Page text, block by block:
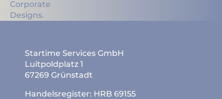
Startime Services GmbH
Luitpoldplatz 1
67269 Grünstadt
Handelsregister: HRB 69155